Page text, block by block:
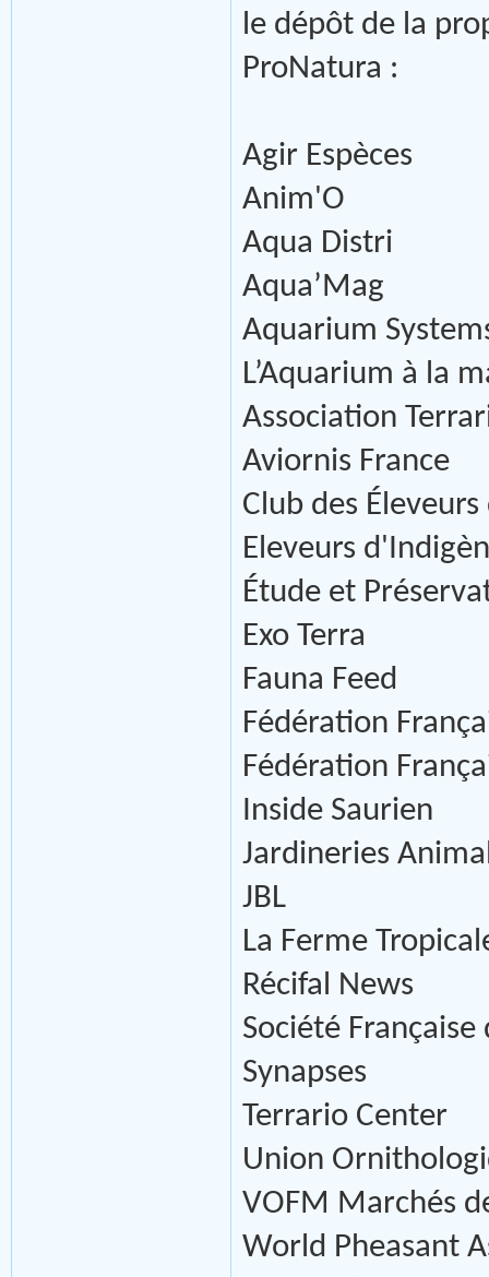
le dépôt de la
ProNatura :
Agir Espèces
Anim'O
Aqua Distri
Aqua’Mag
Aquarium
L’Aquarium à la
Association
Aviornis France
Club des Éleveurs
Eleveurs
Étude et
Exo Terra
Fauna Feed
Fédération
Fédération
Inside Saurien
Jardineries
JBL
La Ferme
Récifal News
Société
Synapses
Terrario Center
Union
VOFM Marchés
World Pheasant